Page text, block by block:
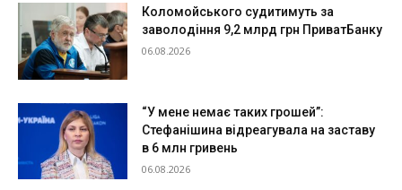
Коломойського судитимуть за
заволодіння 9,2 млрд грн ПриватБанку
06.08.2026
“У мене немає таких грошей”:
Стефанішина відреагувала на заставу
в 6 млн гривень
06.08.2026